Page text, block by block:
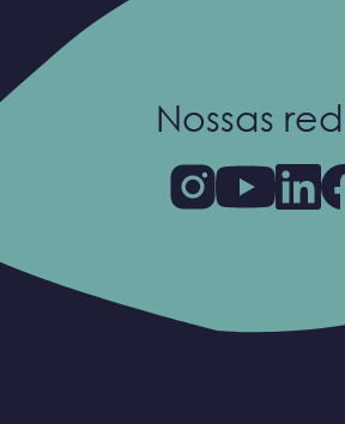
Nossas